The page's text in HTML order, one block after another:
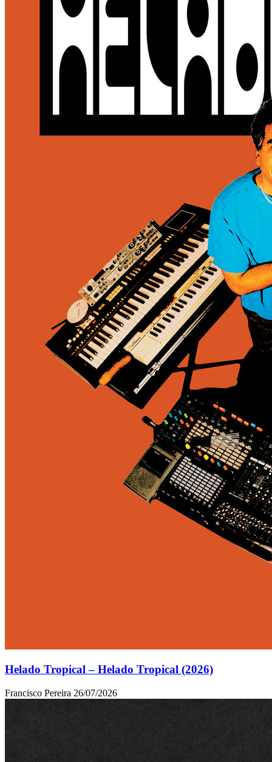
Helado Tropical – Helado Tropical (2026)
Francisco Pereira 26/07/2026